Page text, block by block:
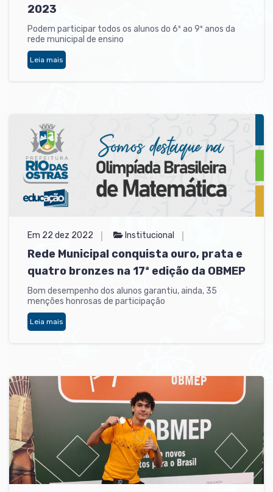
2023
Podem participar todos os alunos do 6º ao 9º anos da
rede municipal de ensino
Leia mais
Em 22 dez 2022 Institucional
Rede Municipal conquista ouro, prata e
quatro bronzes na 17ª edição da OBMEP
Bom desempenho dos alunos garantiu, ainda, 35
menções honrosas de participação
Leia mais